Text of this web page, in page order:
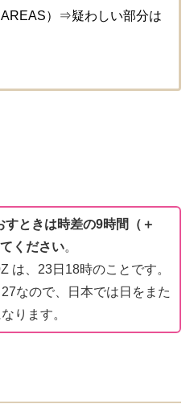
）⇒疑わしい部分は
すときは時差の9時間（＋
ください。
は、23日18時のことです。
なので、日本では日をまた
ります。